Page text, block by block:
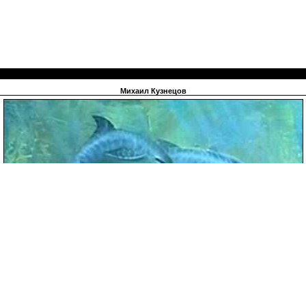
Михаил Кузнецов